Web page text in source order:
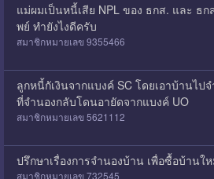
แม่ผมเป็นหนี้เสีย NPL ของ ธกส. และ ธ
พย์ ทำยังไงดีครับ
สมาชิกหมายเลข 9355466
ลูกหนี้กัเงินจากแบงค์ SC โดยเอาบ้านไป
ที่จำนองกลับโดนอายัดจากแบงค์ UO
สมาชิกหมายเลข 5621112
ปรึกษาเรื่องการจำนองบ้าน เพื่อซื้อบ้านใ
สมาชิกหมายเลข 732545